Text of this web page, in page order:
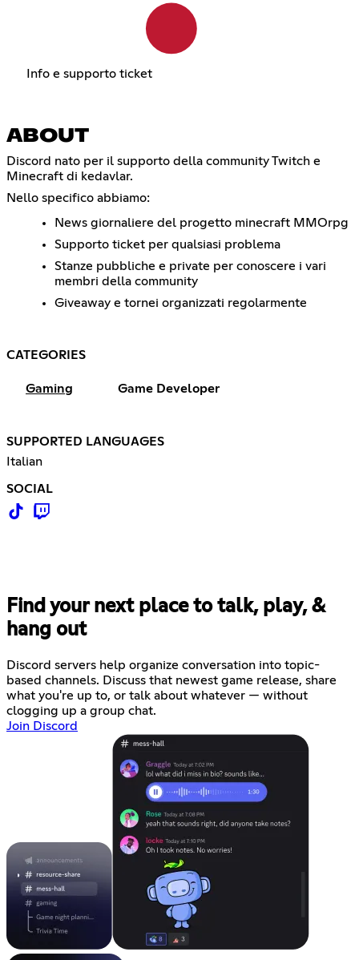
Info e supporto ticket
ABOUT
Discord nato per il supporto della community Twitch e
Minecraft di kedavlar.
Nello specifico abbiamo:
News giornaliere del progetto minecraft MMOrpg
Supporto ticket per qualsiasi problema
Stanze pubbliche e private per conoscere i vari
membri della community
Giveaway e tornei organizzati regolarmente
CATEGORIES
Gaming Game Developer
SUPPORTED LANGUAGES
Italian
SOCIAL
Find your next place to talk, play, &
hang out
Discord servers help organize conversation into topic-
based channels. Discuss that newest game release, share
what you're up to, or talk about whatever — without
clogging up a group chat.
Join Discord